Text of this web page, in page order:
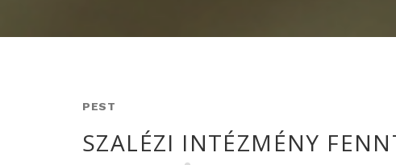
PEST
SZALÉZI INTÉZMÉNY